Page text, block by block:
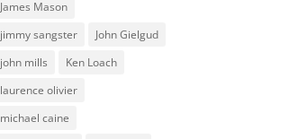
James Mason
jimmy sangster
John Gielgud
john mills
Ken Loach
laurence olivier
michael caine